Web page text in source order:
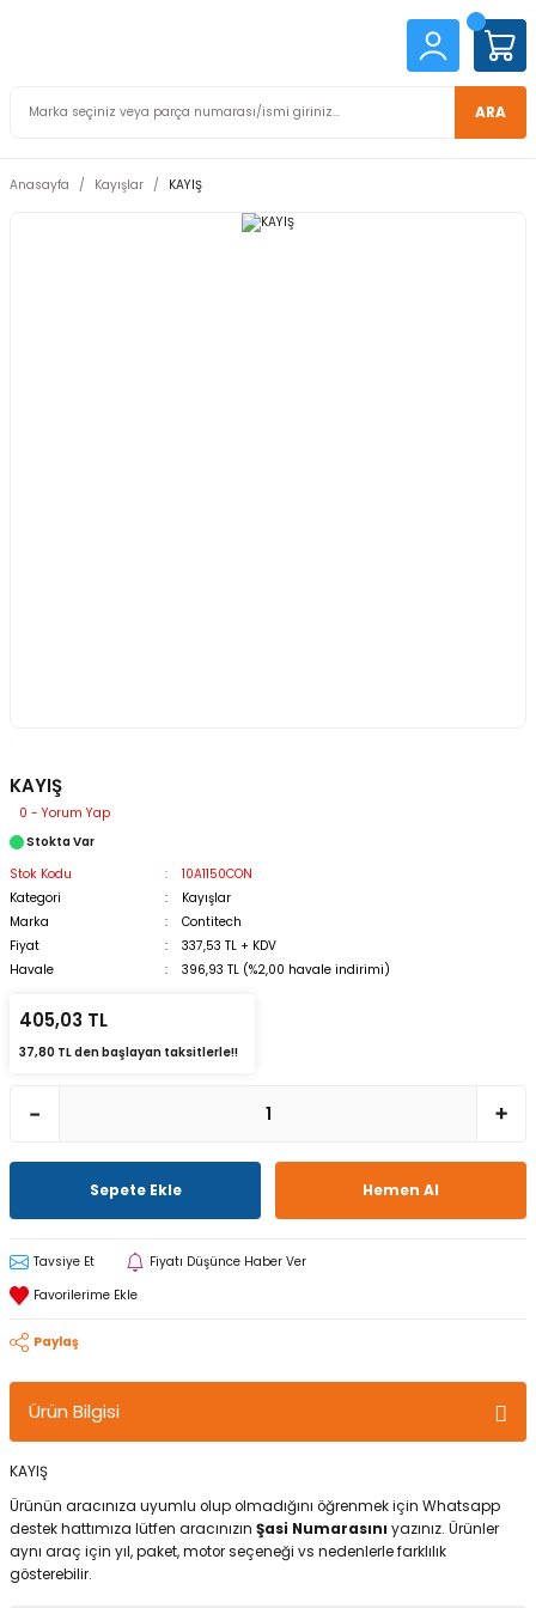
ARA
Anasayfa Kayışlar KAYIŞ
KAYIŞ
0 - Yorum Yap
Stokta Var
Stok Kodu
10A1150CON
Kategori
Kayışlar
Marka
Contitech
Fiyat
337,53 TL + KDV
Havale
396,93 TL (%2,00 havale indirimi)
405,03 TL
37,80 TL den başlayan taksitlerle!!
Sepete Ekle Hemen Al
Tavsiye Et Fiyatı Düşünce Haber Ver
Paylaş
Ürün Bilgisi
KAYIŞ
Ürünün aracınıza uyumlu olup olmadığını öğrenmek için Whatsapp
destek hattımıza lütfen aracınızın Şasi Numarasını yazınız. Ürünler
aynı araç için yıl, paket, motor seçeneği vs nedenlerle farklılık
gösterebilir.